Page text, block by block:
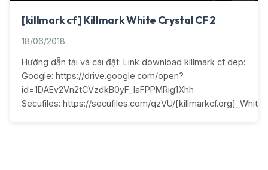
[killmark cf] Killmark White Crystal CF 2
18/06/2018
Hướng dẫn tải và cài đặt: Link download killmark cf dep:
Google: https://drive.google.com/open?
id=1DAEv2Vn2tCVzdkB0yF_IaFPPMRig1Xhh
Secufiles: https://secufiles.com/qzVU/